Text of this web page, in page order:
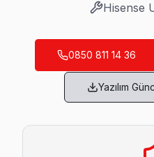
Pendik'da
Ahmet Yesevi
Ahmet Yesevi'deki
Bahçelievler
Hisense
0850 811 14 36
Yazılım